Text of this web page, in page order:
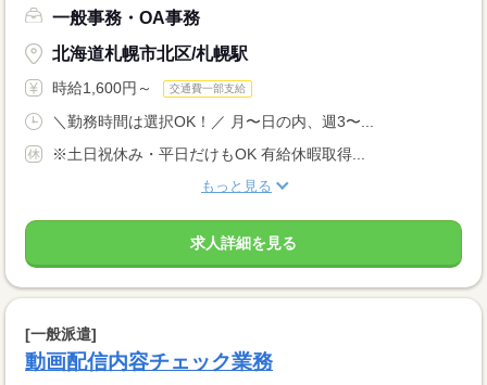
一般事務・OA事務
北海道札幌市北区/札幌駅
時給1,600円～ 交通費一部支給
＼勤務時間は選択OK！／ 月〜日の内、週3〜...
※土日祝休み・平日だけもOK 有給休暇取得...
もっと見る
求人詳細を見る
[一般派遣]
動画配信内容チェック業務